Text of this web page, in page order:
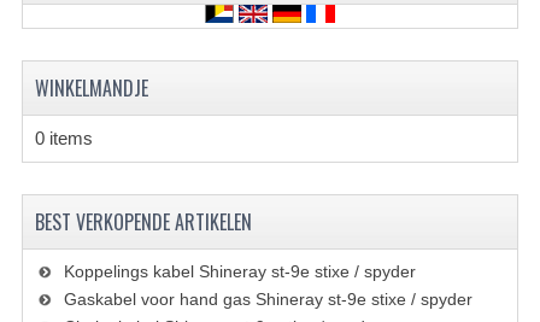
VERLICHTING
SHINERAY 300 STE
WINKELMANDJE
0 items
BEST VERKOPENDE ARTIKELEN
Koppelings kabel Shineray st-9e stixe / spyder
Gaskabel voor hand gas Shineray st-9e stixe / spyder